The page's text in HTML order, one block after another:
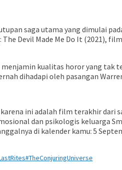
saga utama yang dimulai
Devil Made Me Do It (2021),
kualitas horor yang tak
dihadapi oleh pasangan
ini adalah film terakhir dari
dan psikologis keluarga
di kalender kamu: 5
#TheConjuringUniverse